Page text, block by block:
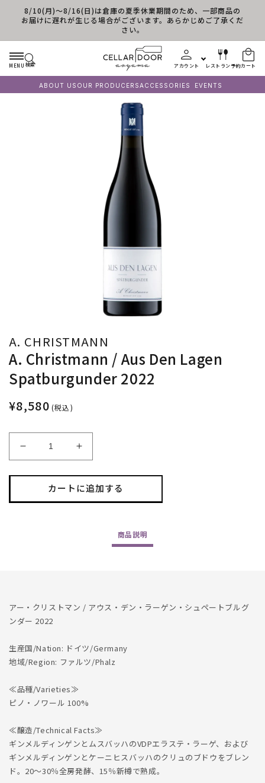
コンテンツに進む
8/10(月)～8/16(日)は倉庫の夏季休業期間のため、一部商品の
お届けに遅れが生じる場合がございます。あらかじめご了承くだ
さい。
MENU 検索 アカウント レストラン予約カート
ABOUT US OUR PRODUCERSACCESSORIES EVENTS
A. CHRISTMANN
A. Christmann / Aus Den Lagen
Spatburgunder 2022
¥8,580 (税込)
Christmann
/
Den
減
ら
A.
Christmann
/
Aus
Den
増
カートに追加する
商品説明
アー・クリストマン / アウス・デン・ラーゲン・シュペートブルグ
ンダー 2022
生産国/Nation: ドイツ/Germany
地域/Region: ファルツ/Phalz
≪品種/Varieties≫
ピノ・ノワール 100%
≪醸造/Technical Facts≫
ギンメルディンゲンとムスバッハのVDPエラステ・ラーゲ、および
ギンメルディンゲンとケーニヒスバッハのクリュのブドウをブレン
ド。20～30％全房発酵、15％新樽で熟成。